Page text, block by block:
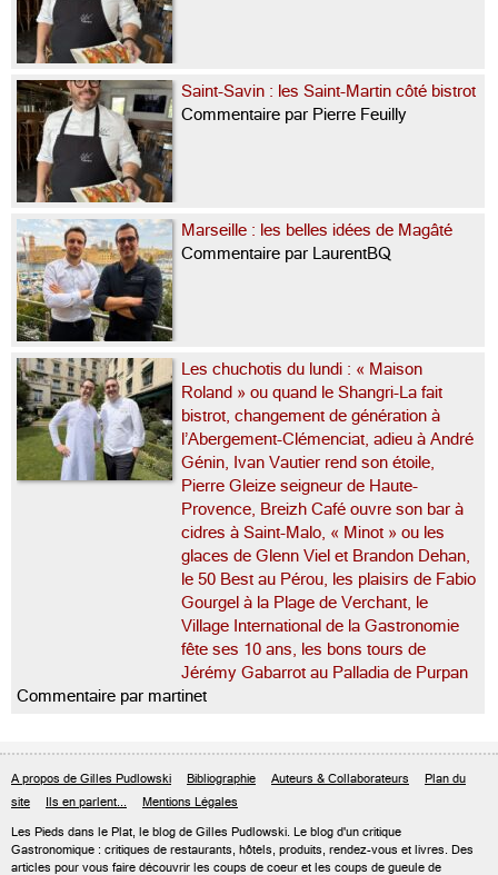
Saint-Savin : les Saint-Martin côté bistrot
Commentaire par Pierre Feuilly
Marseille : les belles idées de Magâté
Commentaire par LaurentBQ
Les chuchotis du lundi : « Maison
Roland » ou quand le Shangri-La fait
bistrot, changement de génération à
l’Abergement-Clémenciat, adieu à André
Génin, Ivan Vautier rend son étoile,
Pierre Gleize seigneur de Haute-
Provence, Breizh Café ouvre son bar à
cidres à Saint-Malo, « Minot » ou les
glaces de Glenn Viel et Brandon Dehan,
le 50 Best au Pérou, les plaisirs de Fabio
Gourgel à la Plage de Verchant, le
Village International de la Gastronomie
fête ses 10 ans, les bons tours de
Jérémy Gabarrot au Palladia de Purpan
Commentaire par martinet
A propos de Gilles Pudlowski Bibliographie Auteurs & Collaborateurs
Plan du
site
Ils en parlent... Mentions Légales
Les Pieds dans le Plat, le blog de Gilles Pudlowski. Le blog d'un critique
Gastronomique : critiques de restaurants, hôtels, produits, rendez-vous et livres. Des
articles pour vous faire découvrir les coups de coeur et les coups de gueule de